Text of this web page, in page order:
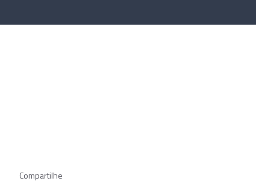
Compartilhe